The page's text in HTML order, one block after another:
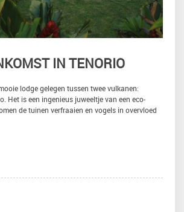
IN TENORIO
lodge gelegen tussen twee vulkanen:
Het is een ingenieus juweeltje van een eco-
de tuinen verfraaien en vogels in overvloed